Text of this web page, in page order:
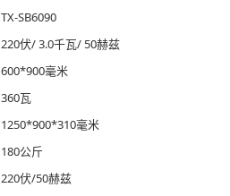
TX-SB6090
220伏/ 3.0千瓦/ 50赫兹
600*900毫米
360瓦
1250*900*310毫米
180公斤
220伏/50赫兹